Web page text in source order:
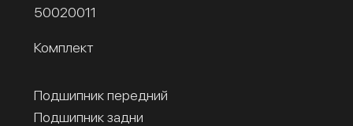
50020011
Комплект
Подшипник передний
Подшипник задни